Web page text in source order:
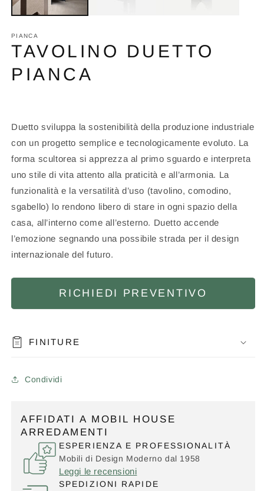
PIANCA
TAVOLINO DUETTO
PIANCA
Duetto sviluppa la sostenibilità della produzione industriale
con un progetto semplice e tecnologicamente evoluto. La
forma scultorea si apprezza al primo sguardo e interpreta
uno stile di vita attento alla praticità e all’armonia. La
funzionalità e la versatilità d’uso (tavolino, comodino,
sgabello) lo rendono libero di stare in ogni spazio della
casa, all’interno come all’esterno. Duetto accende
l’emozione segnando una possibile strada per il design
internazionale del futuro.
RICHIEDI PREVENTIVO
FINITURE
Condividi
AFFIDATI A MOBIL HOUSE
ARREDAMENTI
ESPERIENZA E PROFESSIONALITÀ
Mobili di Design Moderno dal 1958
Leggi le recensioni
SPEDIZIONI RAPIDE